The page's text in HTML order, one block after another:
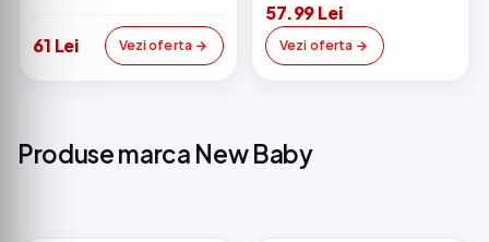
61 Lei Vezi oferta
57.99 Lei
Vezi oferta
Produse marca New Baby